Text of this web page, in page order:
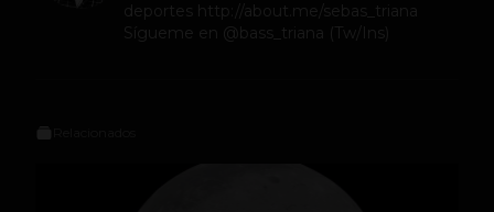
deportes http://about.me/sebas_triana
Sígueme en @bass_triana (Tw/Ins)